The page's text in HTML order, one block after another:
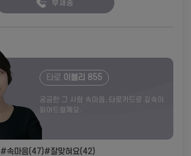
부재중
타로 이블리 855
궁금한 그 사람 속마음, 타로카드로 깊숙이
읽어드릴께요.
#속마음(47)#잘맞혀요(42)